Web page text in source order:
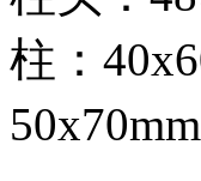
柱：